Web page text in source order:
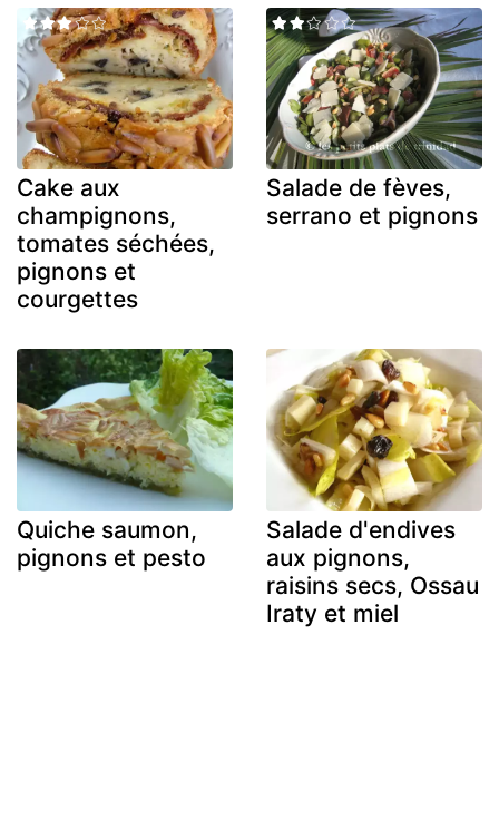
Cake aux
champignons,
tomates séchées,
pignons et
courgettes
Salade de fèves,
serrano et pignons
Quiche saumon,
pignons et pesto
Salade d'endives
aux pignons,
raisins secs, Ossau
Iraty et miel